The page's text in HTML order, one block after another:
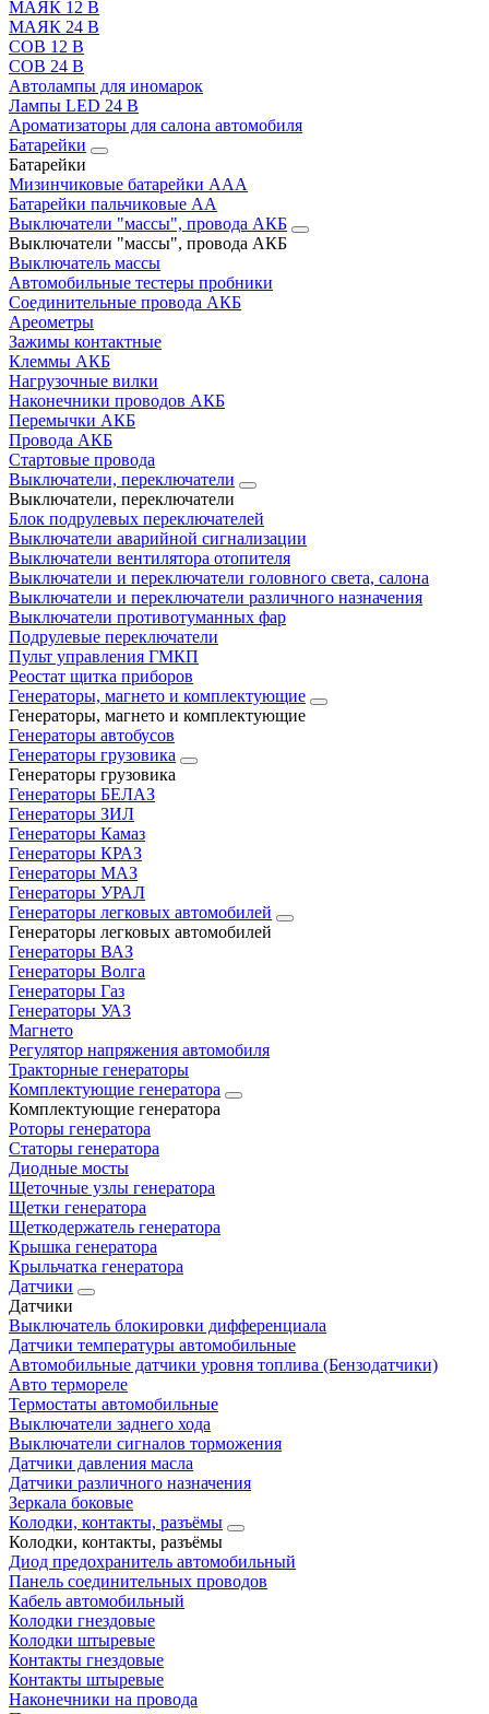
МАЯК 12 В
МАЯК 24 В
COB 12 В
COB 24 В
Автолампы для иномарок
Лампы LED 24 B
Ароматизаторы для салона автомобиля
Батарейки
Батарейки
Мизинчиковые батарейки AAA
Батарейки пальчиковые АА
Выключатели "массы", провода АКБ
Выключатели "массы", провода АКБ
Выключатель массы
Автомобильные тестеры пробники
Соединительные провода АКБ
Ареометры
Зажимы контактные
Клеммы АКБ
Нагрузочные вилки
Наконечники проводов АКБ
Перемычки АКБ
Провода АКБ
Стартовые провода
Выключатели, переключатели
Выключатели, переключатели
Блок подрулевых переключателей
Выключатели аварийной сигнализации
Выключатели вентилятора отопителя
Выключатели и переключатели головного света, салона
Выключатели и переключатели различного назначения
Выключатели противотуманных фар
Подрулевые переключатели
Пульт управления ГМКП
Реостат щитка приборов
Генераторы, магнето и комплектующие
Генераторы, магнето и комплектующие
Генераторы автобусов
Генераторы грузовика
Генераторы грузовика
Генераторы БЕЛАЗ
Генераторы ЗИЛ
Генераторы Камаз
Генераторы КРАЗ
Генераторы МАЗ
Генераторы УРАЛ
Генераторы легковых автомобилей
Генераторы легковых автомобилей
Генераторы ВАЗ
Генераторы Волга
Генераторы Газ
Генераторы УАЗ
Магнето
Регулятор напряжения автомобиля
Тракторные генераторы
Комплектующие генератора
Комплектующие генератора
Роторы генератора
Статоры генератора
Диодные мосты
Щеточные узлы генератора
Щетки генератора
Щеткодержатель генератора
Крышка генератора
Крыльчатка генератора
Датчики
Датчики
Выключатель блокировки дифференциала
Датчики температуры автомобильные
Автомобильные датчики уровня топлива (Бензодатчики)
Авто термореле
Термостаты автомобильные
Выключатели заднего хода
Выключатели сигналов торможения
Датчики давления масла
Датчики различного назначения
Зеркала боковые
Колодки, контакты, разъёмы
Колодки, контакты, разъёмы
Диод предохранитель автомобильный
Панель соединительных проводов
Кабель автомобильный
Колодки гнездовые
Колодки штыревые
Контакты гнездовые
Контакты штыревые
Наконечники на провода